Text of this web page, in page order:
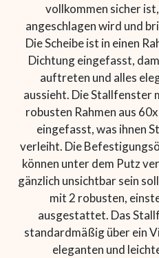
vollkommen sicher
angeschlagen wird und
Die Scheibe ist in einen
Dichtung eingefasst,
auftreten und alles
aussieht. Die Stallfenster
robusten Rahmen aus
eingefasst, was ihnen
verleiht. Die
können unter dem Putz
gänzlich unsichtbar sein
mit 2 robusten,
ausgestattet. Das
standardmäßig über ein
eleganten und